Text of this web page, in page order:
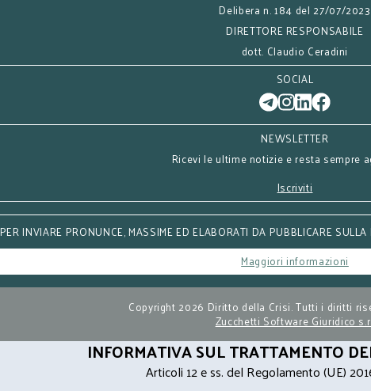
Delibera n. 184 del 27/07/2023
DIRETTORE RESPONSABILE
dott. Claudio Ceradini
SOCIAL
NEWSLETTER
Ricevi le ultime notizie e resta sempre
Iscriviti
PER INVIARE PRONUNCE, MASSIME ED ELABORATI DA PUBBLICARE
Maggiori informazioni
Copyright 2026 Diritto della Crisi. Tutti i diritti
Zucchetti Software Giuridico
INFORMATIVA SUL TRATTAMENTO
Articoli 12 e ss. del Regolamento (UE)